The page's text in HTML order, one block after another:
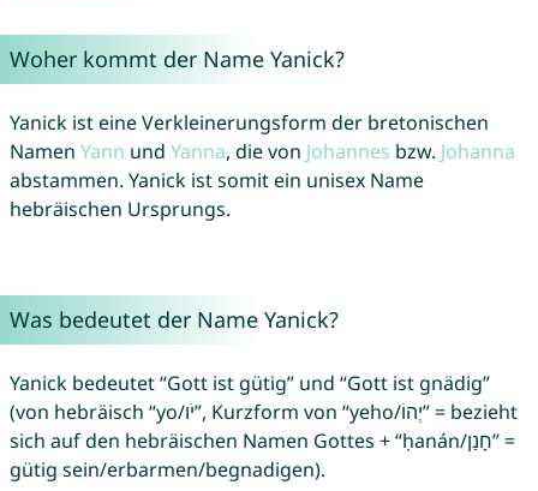
Woher kommt der Name Yanick?
Yanick ist eine Verkleinerungsform der bretonischen
Namen Yann und Yanna, die von Johannes bzw. Johanna
abstammen. Yanick ist somit ein unisex Name
hebräischen Ursprungs.
Was bedeutet der Name Yanick?
Yanick bedeutet “Gott ist gütig” und “Gott ist gnädig”
(von hebräisch “yo/יֹו”, Kurzform von “yeho/יְהוֹ” = bezieht
sich auf den hebräischen Namen Gottes + “ḥanán/חָנַן” =
gütig sein/erbarmen/begnadigen).